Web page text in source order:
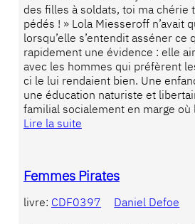
des filles à soldats, toi ma chérie
pédés ! » Lola Miesseroff n’avait
lorsqu’elle s’entendit asséner ce
rapidement une évidence : elle
avec les hommes qui préfèrent
ci le lui rendaient bien. Une
une éducation naturiste et
familial socialement en marge
Lire la suite
Femmes Pirates
livre: CDF0397 Daniel Defoe